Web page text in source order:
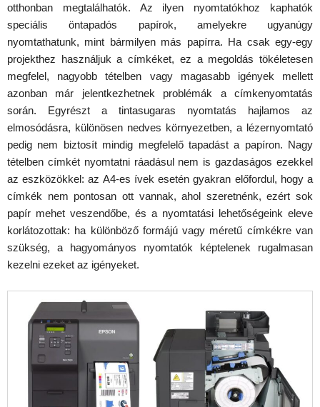
otthonban megtalálhatók. Az ilyen nyomtatókhoz kaphatók
speciális öntapadós papírok, amelyekre ugyanúgy
nyomtathatunk, mint bármilyen más papírra. Ha csak egy-egy
projekthez használjuk a címkéket, ez a megoldás tökéletesen
megfelel, nagyobb tételben vagy magasabb igények mellett
azonban már jelentkezhetnek problémák a címkenyomtatás
során. Egyrészt a tintasugaras nyomtatás hajlamos az
elmosódásra, különösen nedves környezetben, a lézernyomtató
pedig nem biztosít mindig megfelelő tapadást a papíron. Nagy
tételben címkét nyomtatni ráadásul nem is gazdaságos ezekkel
az eszközökkel: az A4-es ívek esetén gyakran előfordul, hogy a
címkék nem pontosan ott vannak, ahol szeretnénk, ezért sok
papír mehet veszendőbe, és a nyomtatási lehetőségeink eleve
korlátozottak: ha különböző formájú vagy méretű címkékre van
szükség, a hagyományos nyomtatók képtelenek rugalmasan
kezelni ezeket az igényeket.